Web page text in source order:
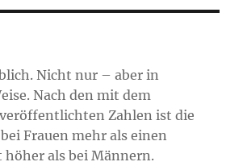
Nicht nur – aber in
Nach den mit dem
Zahlen ist die
Frauen mehr als einen
als bei Männern.